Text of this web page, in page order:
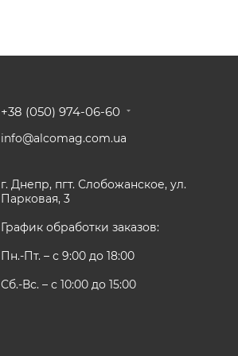
+38 (050) 974-06-60
info@alcomag.com.ua
г. Днепр, пгт. Слобожанское, ул.
Парковая, 3
График обработки заказов:
Пн.-Пт. – с 9:00 до 18:00
Сб.-Вс. – с 10:00 до 15:00